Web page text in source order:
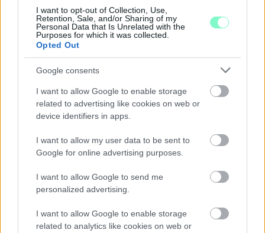
I want to opt-out of Collection, Use,
Retention, Sale, and/or Sharing of my
Personal Data that Is Unrelated with the
Purposes for which it was collected.
Opted Out
Google consents
I want to allow Google to enable storage
related to advertising like cookies on web or
device identifiers in apps.
I want to allow my user data to be sent to
Google for online advertising purposes.
I want to allow Google to send me
personalized advertising.
I want to allow Google to enable storage
related to analytics like cookies on web or
A RÓMAIAKTÓL AZ AGYAGKATONÁKIG –
TÁRLATVEZETÉSEK, WORKSHOP ÉS
KÖZÖNSÉGTALÁLKOZÓ VÁRJA A LÁTOGATÓKAT A
GYŐRI RÓMER MÚZEUMBAN
Ingyenes programokkal és különleges kiállításokkal készülnek a
hét második felére, a hőségriadó idején ráadásul a Várkazamata
– Kőtár is díjmentesen látogatható.